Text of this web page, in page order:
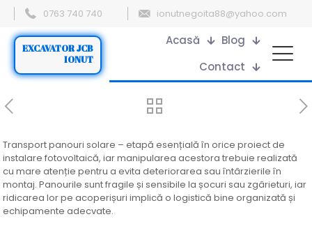
0763 740 740 ionutnegoita88@yahoo.com
EXCAVATOR JCB
IONUT
Acasă
Blog
Contact
Transport panouri solare – etapă esențială în orice proiect de
instalare fotovoltaică, iar manipularea acestora trebuie realizată
cu mare atenție pentru a evita deteriorarea sau întârzierile în
montaj. Panourile sunt fragile și sensibile la șocuri sau zgârieturi, iar
ridicarea lor pe acoperișuri implică o logistică bine organizată și
echipamente adecvate.